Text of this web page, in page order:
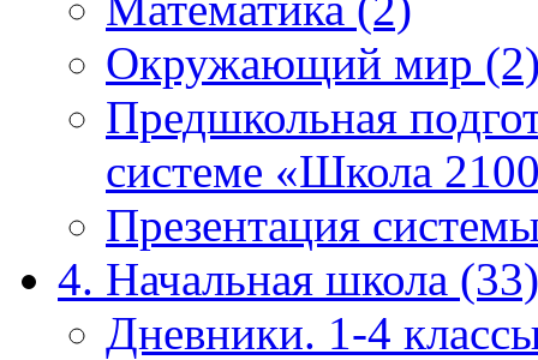
Окружающий мир
Предшкольная
системе «Школа
Презентация
4. Начальная школа (33)
Дневники. 1-4